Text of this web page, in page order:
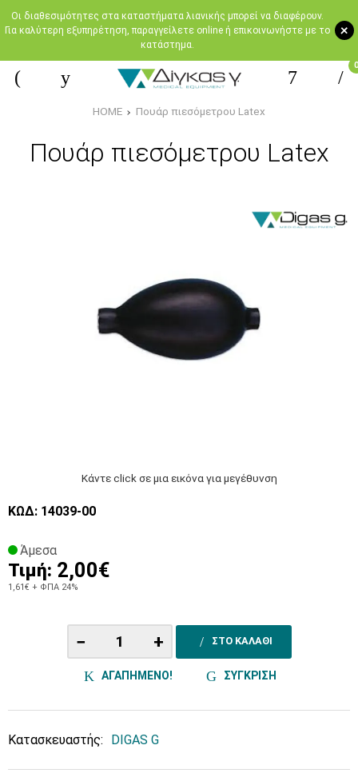
+
Oι διαθεσιμότητες στα καταστήματα λιανικής μπορεί να διαφέρουν.
Για καλύτερη εξυπηρέτηση, παραγγείλετε online ή επικοινωνήστε με το
κατάστημα.
0
HOME Πουάρ πιεσόμετρου Latex
Πουάρ πιεσόμετρου Latex
Κάντε click σε μια εικόνα για μεγέθυνση
ΚΩΔ: 14039-00
Άμεσα
Τιμή: 2,00€
1,61€ + ΦΠΑ 24%
− + ΣΤΟ ΚΑΛΑΘΙ
ΑΓΑΠΗΜΕΝΟ! ΣΥΓΚΡΙΣΗ
Κατασκευαστής: DIGAS G